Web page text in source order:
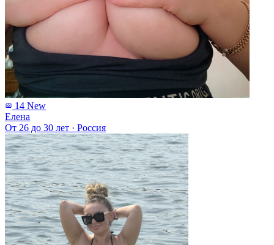
14 New
Елена
От 26 до 30 лет · Россия